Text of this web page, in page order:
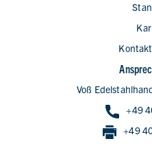
Voß
+49
+49